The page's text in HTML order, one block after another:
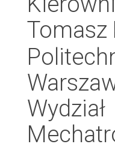
Tomasz
Wydział